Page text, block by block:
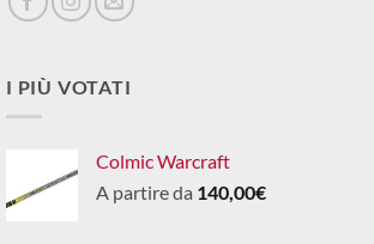
I PIÙ VOTATI
Colmic Warcraft
A partire da 140,00€